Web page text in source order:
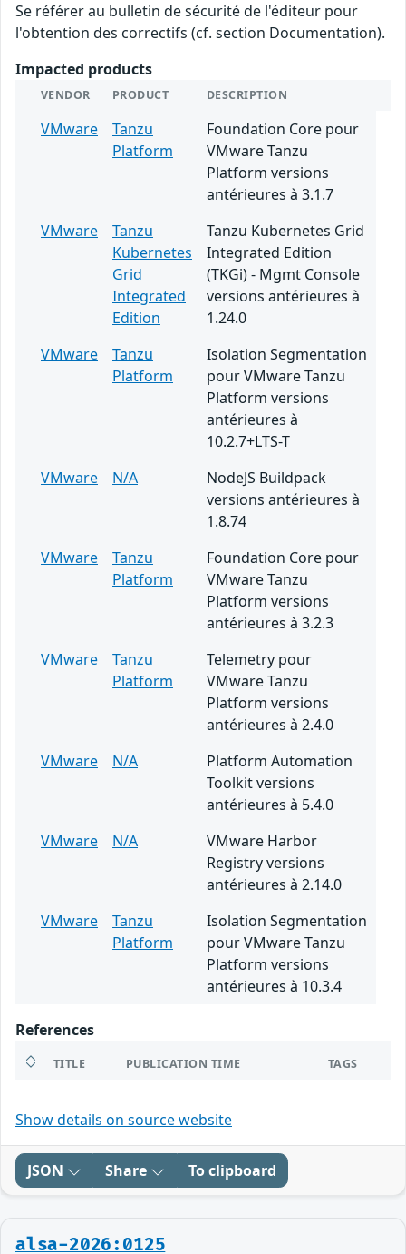
Se référer au bulletin de sécurité de l'éditeur pour
l'obtention des correctifs (cf. section Documentation).
Impacted products
VENDOR PRODUCT DESCRIPTION
VMware
Tanzu
Platform
Foundation Core pour
VMware Tanzu
Platform versions
antérieures à 3.1.7
VMware
Tanzu
Kubernetes
Grid
Integrated
Edition
Tanzu Kubernetes Grid
Integrated Edition
(TKGi) - Mgmt Console
versions antérieures à
1.24.0
VMware
Tanzu
Platform
Isolation Segmentation
pour VMware Tanzu
Platform versions
antérieures à
10.2.7+LTS-T
VMware
N/A
NodeJS Buildpack
versions antérieures à
1.8.74
VMware
Tanzu
Platform
Foundation Core pour
VMware Tanzu
Platform versions
antérieures à 3.2.3
VMware
Tanzu
Platform
Telemetry pour
VMware Tanzu
Platform versions
antérieures à 2.4.0
VMware
N/A
Platform Automation
Toolkit versions
antérieures à 5.4.0
VMware
N/A
VMware Harbor
Registry versions
antérieures à 2.14.0
VMware
Tanzu
Platform
Isolation Segmentation
pour VMware Tanzu
Platform versions
antérieures à 10.3.4
References
TITLE PUBLICATION TIME TAGS
Show details on source website
JSON Share To clipboard
alsa-2026:0125